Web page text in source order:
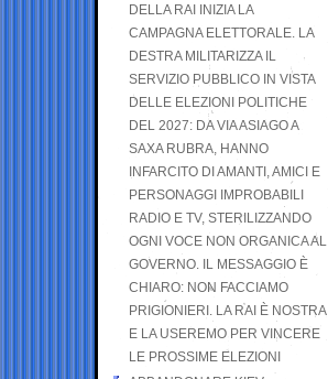
DELLA RAI INIZIA LA
CAMPAGNA ELETTORALE. LA
DESTRA MILITARIZZA IL
SERVIZIO PUBBLICO IN VISTA
DELLE ELEZIONI POLITICHE
DEL 2027: DA VIA ASIAGO A
SAXA RUBRA, HANNO
INFARCITO DI AMANTI, AMICI E
PERSONAGGI IMPROBABILI
RADIO E TV, STERILIZZANDO
OGNI VOCE NON ORGANICA AL
GOVERNO. IL MESSAGGIO È
CHIARO: NON FACCIAMO
PRIGIONIERI. LA RAI È NOSTRA
E LA USEREMO PER VINCERE
LE PROSSIME ELEZIONI